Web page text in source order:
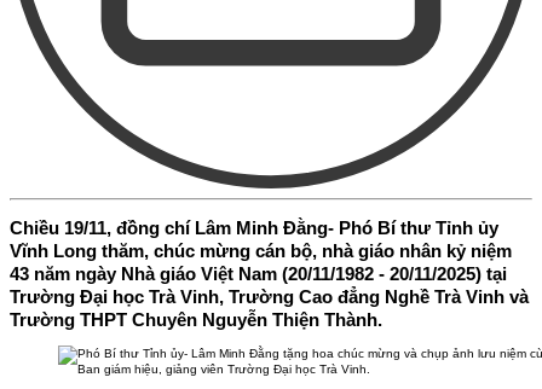
Chiều 19/11, đồng chí Lâm Minh Đằng- Phó Bí thư Tỉnh ủy
Vĩnh Long thăm, chúc mừng cán bộ, nhà giáo nhân kỷ niệm
43 năm ngày Nhà giáo Việt Nam (20/11/1982 - 20/11/2025) tại
Trường Đại học Trà Vinh, Trường Cao đẳng Nghề Trà Vinh và
Trường THPT Chuyên Nguyễn Thiện Thành.